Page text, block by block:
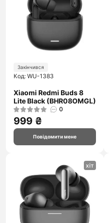
Закінчився
Код: WU-1383
Xiaomi Redmi Buds 8
Lite Black (BHR08OMGL)
0
999 ₴
Повідомити мене
хіт